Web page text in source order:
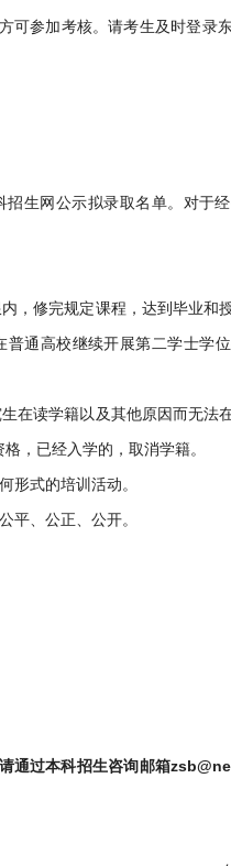
可参加考核。请考生及时登录
生网公示拟录取名单。对于
，修完规定课程，达到毕业和
通高校继续开展第二学士学
在读学籍以及其他原因而无法
，已经入学的，取消学籍。
形式的培训活动。
平、公正、公开。
通过本科招生咨询邮箱